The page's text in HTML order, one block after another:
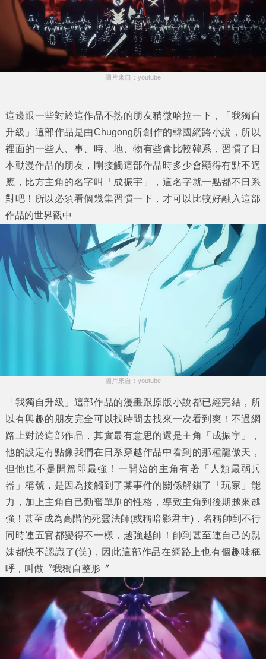
圖片來自：youtube
這邊跟一些對於這作品不熟的朋友稍微哈拉一下，「我獨自
升級」這部作品是由Chugong所創作的韓國網路小說，所以
裡面的一些人、事、時、地、物有些會比較韓系，習慣了日
本動漫作品的朋友，剛接觸這部作品時多少會顯得有點不適
應，比方主角的名字叫「成振宇」，這名字就一點都不日系
對吧！所以必須看個幾集習慣一下，才可以比較好融入這部
作品的世界觀中
圖片來自：youtube
「我獨自升級」這部作品的漫畫跟原版小說都已經完結，所
以有興趣的朋友完全可以找時間去找來一次看到爽！不過網
路上對於這部作品，其實最有意思的還是主角「成振宇」，
他的設定有點像我們在日系穿越作品中看到的那種龍傲天，
但他也不是開篇即最強！一開始的主角有著「人類最弱兵
器」稱號，是因為接觸到了某事件的關係解鎖了「玩家」能
力，加上主角自己勤奮單刷的性格，導致主角到後期越來越
強！甚至成為高階的死靈法師(或稱暗影君主)，名稱帥到不行
同時連五官都變得不一樣，越強越帥！帥到甚至連自己的親
妹都快不認識了(笑)，因此這部作品在網路上也有個趣味稱
呼，叫做〝我獨自整形〞